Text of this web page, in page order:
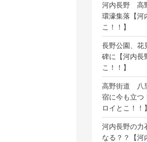
河内長野 高
環濠集落【
こ！！】
長野公園、花
碑に【河内
こ！！】
高野街道 八
宿に今も立
ロイとこ！！】
河内長野の力
なる？？【